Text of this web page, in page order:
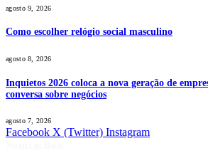
agosto 9, 2026
Como escolher relógio social masculino
agosto 8, 2026
Inquietos 2026 coloca a nova geração de
conversa sobre negócios
agosto 7, 2026
Facebook X (Twitter) Instagram